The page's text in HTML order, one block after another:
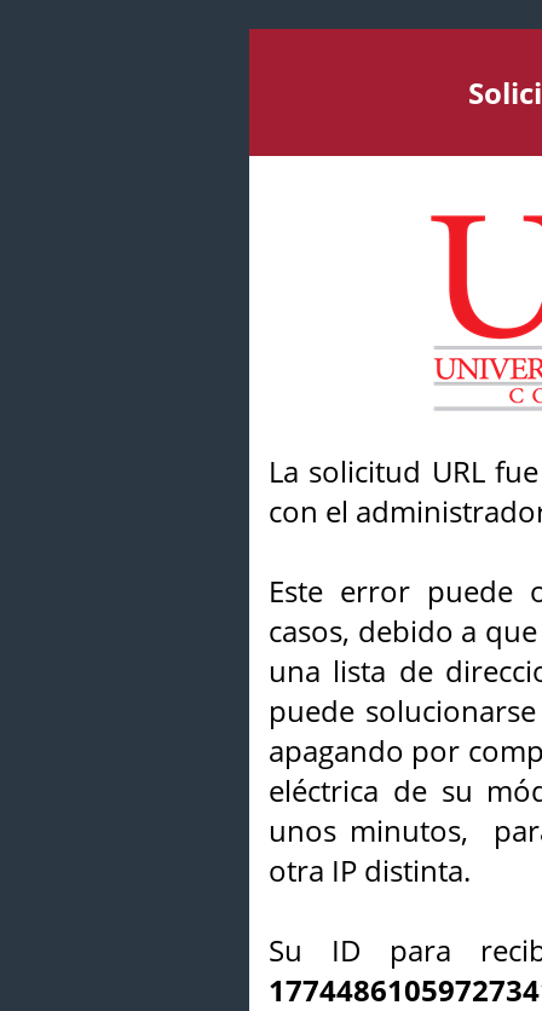
La solicitud URL
con el
Este error puede
casos, debido a
una lista de
puede
apagando por
eléctrica de su
unos minutos,
otra IP distinta.
Su ID para